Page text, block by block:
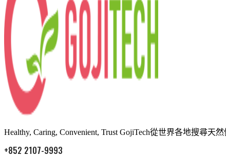
Healthy, Caring, Convenient, Trust GojiTech從世界各地搜尋
+852 2107-9993